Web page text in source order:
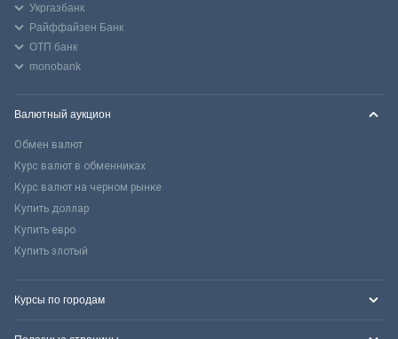
Укргазбанк
Райффайзен Банк
ОТП банк
monobank
Валютный аукцион
Обмен валют
Курс валют в обменниках
Курс валют на черном рынке
Купить доллар
Купить евро
Купить злотый
Курсы по городам